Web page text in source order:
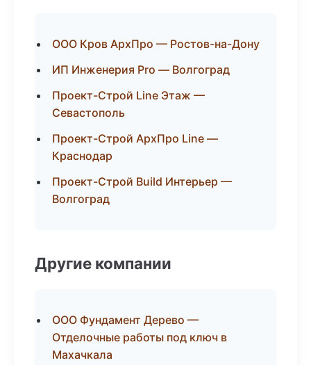
ООО Кров АрхПро — Ростов-на-Дону
ИП Инженерия Pro — Волгоград
Проект-Строй Line Этаж —
Севастополь
Проект-Строй АрхПро Line —
Краснодар
Проект-Строй Build Интерьер —
Волгоград
Другие компании
ООО Фундамент Дерево —
Отделочные работы под ключ в
Махачкала